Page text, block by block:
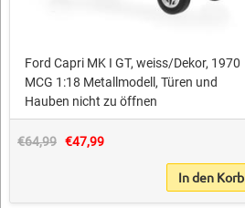
Ford Capri MK I GT, weiss/Dekor, 1970
MCG 1:18 Metallmodell, Türen und
Hauben nicht zu öffnen
€64,99 €47,99
In den Korb